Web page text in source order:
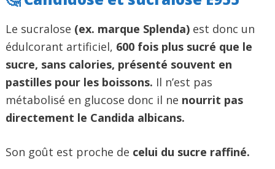
Le sucralose (ex. marque Splenda) est donc un
édulcorant artificiel, 600 fois plus sucré que le
sucre, sans calories, présenté souvent en
pastilles pour les boissons. Il n’est pas
métabolisé en glucose donc il ne nourrit pas
directement le Candida albicans.
Son goût est proche de celui du sucre raffiné.